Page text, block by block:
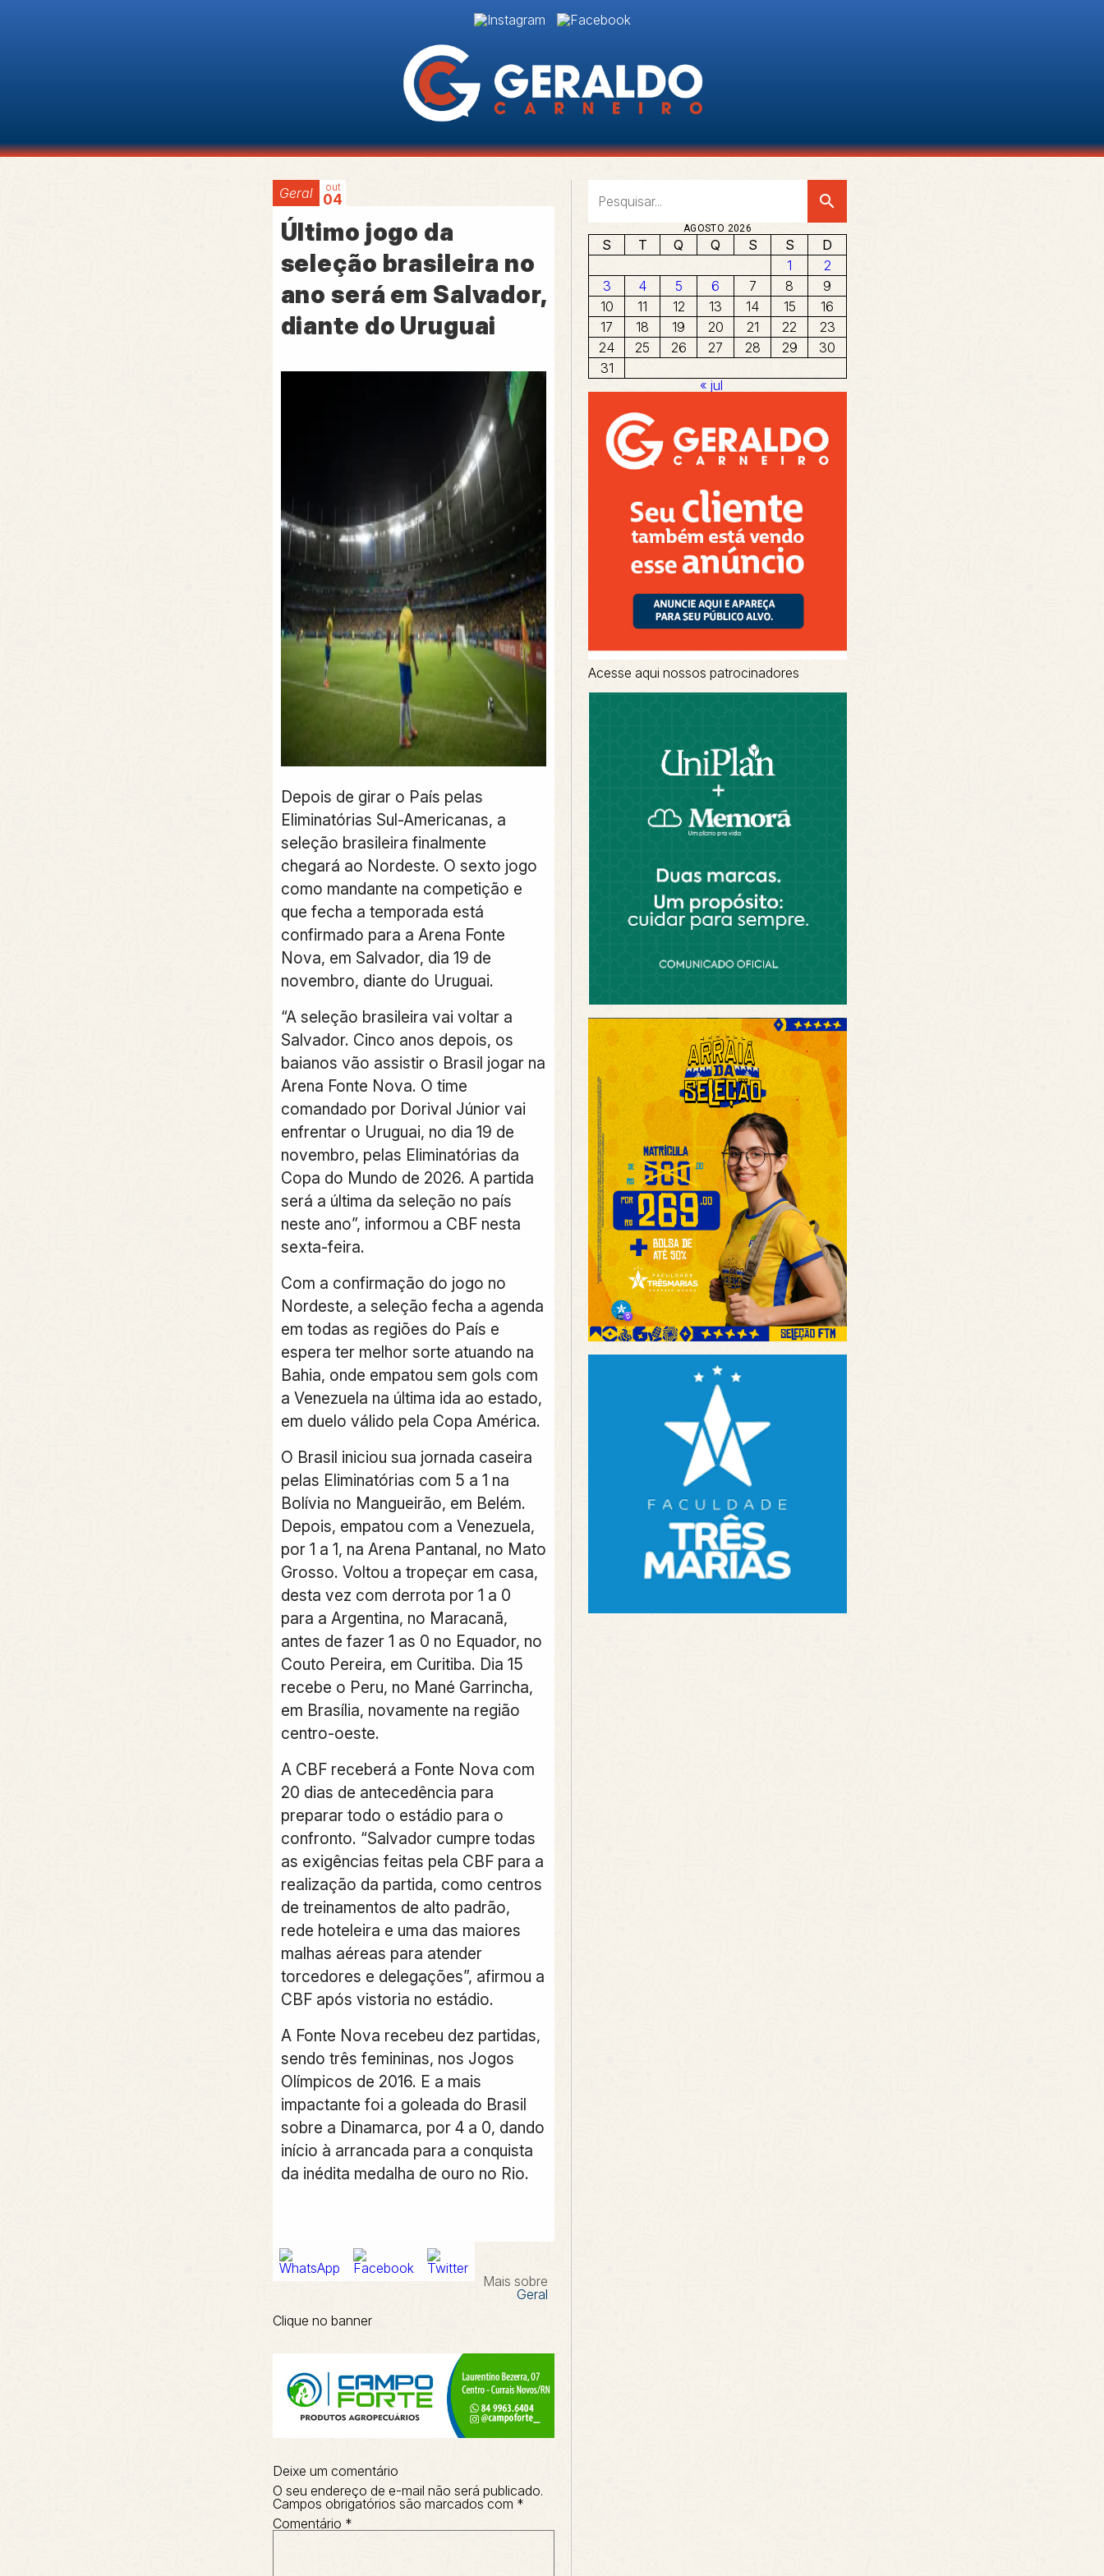
Geral 04
out
Último jogo da
seleção brasileira no
ano será em Salvador,
diante do Uruguai
Depois de girar o País pelas
Eliminatórias Sul-Americanas, a
seleção brasileira finalmente
chegará ao Nordeste. O sexto jogo
como mandante na competição e
que fecha a temporada está
confirmado para a Arena Fonte
Nova, em Salvador, dia 19 de
novembro, diante do Uruguai.
“A seleção brasileira vai voltar a
Salvador. Cinco anos depois, os
baianos vão assistir o Brasil jogar na
Arena Fonte Nova. O time
comandado por Dorival Júnior vai
enfrentar o Uruguai, no dia 19 de
novembro, pelas Eliminatórias da
Copa do Mundo de 2026. A partida
será a última da seleção no país
neste ano”, informou a CBF nesta
sexta-feira.
Com a confirmação do jogo no
Nordeste, a seleção fecha a agenda
em todas as regiões do País e
espera ter melhor sorte atuando na
Bahia, onde empatou sem gols com
a Venezuela na última ida ao estado,
em duelo válido pela Copa América.
O Brasil iniciou sua jornada caseira
pelas Eliminatórias com 5 a 1 na
Bolívia no Mangueirão, em Belém.
Depois, empatou com a Venezuela,
por 1 a 1, na Arena Pantanal, no Mato
Grosso. Voltou a tropeçar em casa,
desta vez com derrota por 1 a 0
para a Argentina, no Maracanã,
antes de fazer 1 as 0 no Equador, no
Couto Pereira, em Curitiba. Dia 15
recebe o Peru, no Mané Garrincha,
em Brasília, novamente na região
centro-oeste.
A CBF receberá a Fonte Nova com
20 dias de antecedência para
preparar todo o estádio para o
confronto. “Salvador cumpre todas
as exigências feitas pela CBF para a
realização da partida, como centros
de treinamentos de alto padrão,
rede hoteleira e uma das maiores
malhas aéreas para atender
torcedores e delegações”, afirmou a
CBF após vistoria no estádio.
A Fonte Nova recebeu dez partidas,
sendo três femininas, nos Jogos
Olímpicos de 2016. E a mais
impactante foi a goleada do Brasil
sobre a Dinamarca, por 4 a 0, dando
início à arrancada para a conquista
da inédita medalha de ouro no Rio.
Mais sobre
Geral
Clique no banner
Deixe um comentário
O seu endereço de e-mail não será publicado.
Campos obrigatórios são marcados com *
Comentário *
search
AGOSTO 2026
S T Q Q S S
D
1
2
3
4 5 6 7 8
9
10
11 12 13 14 15
16
17
18 19 20 21 22
23
24
25 26 27 28 29
30
31
« jul
Acesse aqui nossos patrocinadores